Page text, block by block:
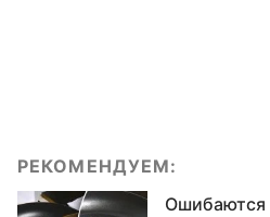
РЕКОМЕНДУЕМ:
Ошибаются